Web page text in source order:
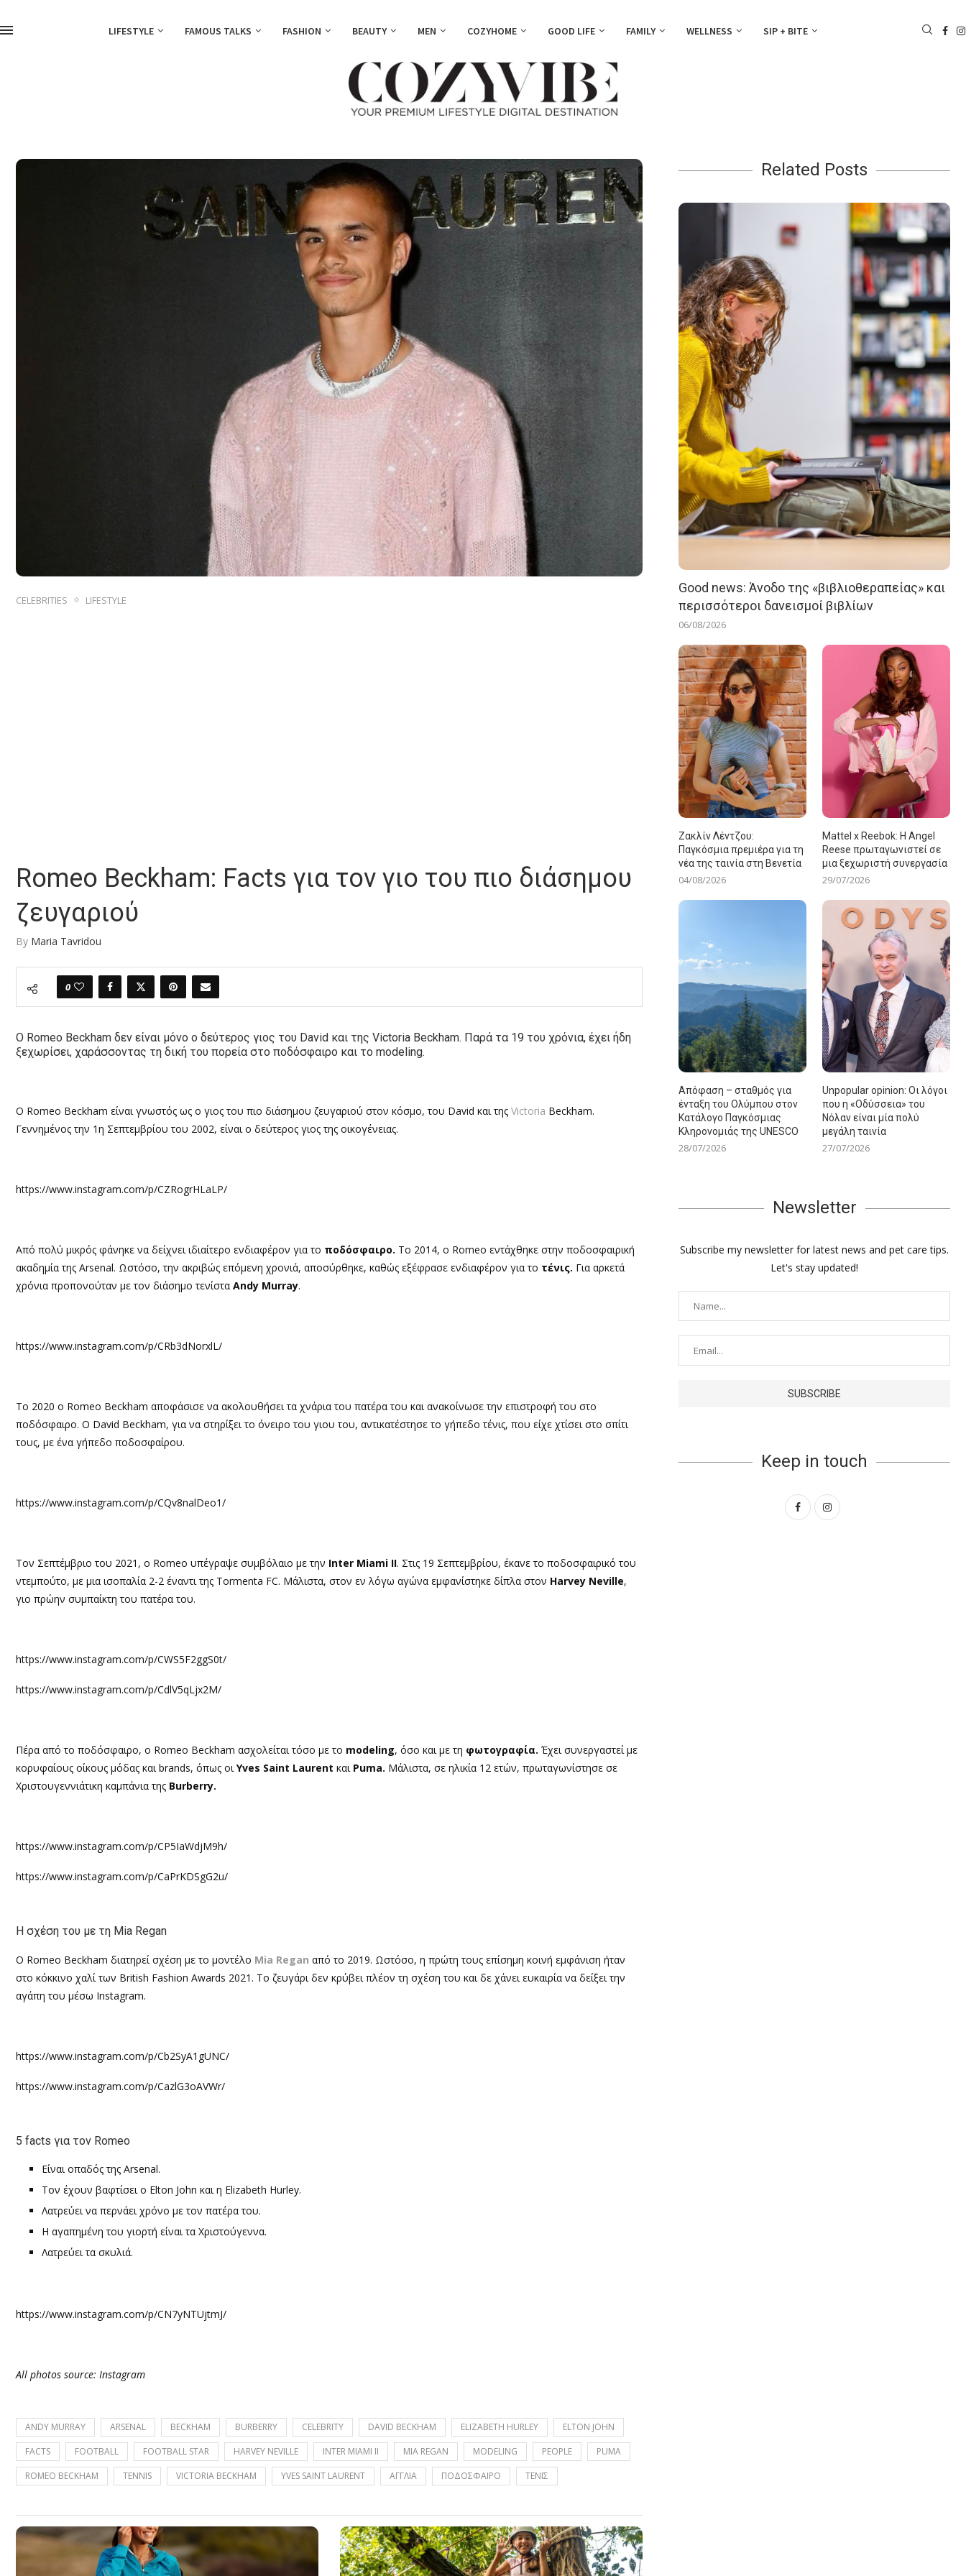
LIFESTYLE FAMOUS TALKS FASHION BEAUTY MEN COZYHOME GOOD LIFE FAMILY WELLNESS SIP + BITE
CELEBRITIES LIFESTYLE
Romeo Beckham: Facts για τον γιο του πιο διάσημου
ζευγαριού
By Maria Tavridou
0
Ο Romeo Beckham δεν είναι μόνο ο δεύτερος γιος του David και της Victoria Beckham. Παρά τα 19 του χρόνια, έχει ήδη
ξεχωρίσει, χαράσσοντας τη δική του πορεία στο ποδόσφαιρο και το modeling.
Ο Romeo Beckham είναι γνωστός ως ο γιος του πιο διάσημου ζευγαριού στον κόσμο, του David και της Victoria Beckham.
Γεννημένος την 1η Σεπτεμβρίου του 2002, είναι ο δεύτερος γιος της οικογένειας.
https://www.instagram.com/p/CZRogrHLaLP/
Από πολύ μικρός φάνηκε να δείχνει ιδιαίτερο ενδιαφέρον για το ποδόσφαιρο. Το 2014, ο Romeo εντάχθηκε στην ποδοσφαιρική
ακαδημία της Arsenal. Ωστόσο, την ακριβώς επόμενη χρονιά, αποσύρθηκε, καθώς εξέφρασε ενδιαφέρον για το τένις. Για αρκετά
χρόνια προπονούταν με τον διάσημο τενίστα Andy Murray.
https://www.instagram.com/p/CRb3dNorxlL/
Το 2020 ο Romeo Beckham αποφάσισε να ακολουθήσει τα χνάρια του πατέρα του και ανακοίνωσε την επιστροφή του στο
ποδόσφαιρο. Ο David Beckham, για να στηρίξει το όνειρο του γιου του, αντικατέστησε το γήπεδο τένις, που είχε χτίσει στο σπίτι
τους, με ένα γήπεδο ποδοσφαίρου.
https://www.instagram.com/p/CQv8nalDeo1/
Τον Σεπτέμβριο του 2021, ο Romeo υπέγραψε συμβόλαιο με την Inter Miami II. Στις 19 Σεπτεμβρίου, έκανε το ποδοσφαιρικό του
ντεμπούτο, με μια ισοπαλία 2-2 έναντι της Tormenta FC. Μάλιστα, στον εν λόγω αγώνα εμφανίστηκε δίπλα στον Harvey Neville,
γιο πρώην συμπαίκτη του πατέρα του.
https://www.instagram.com/p/CWS5F2ggS0t/
https://www.instagram.com/p/CdlV5qLjx2M/
Πέρα από το ποδόσφαιρο, ο Romeo Beckham ασχολείται τόσο με το modeling, όσο και με τη φωτογραφία. Έχει συνεργαστεί με
κορυφαίους οίκους μόδας καιbrands, όπως οι Yves Saint Laurent και Puma. Μάλιστα, σε ηλικία 12 ετών, πρωταγωνίστησε σε
Χριστουγεννιάτικη καμπάνια της Burberry.
https://www.instagram.com/p/CP5IaWdjM9h/
https://www.instagram.com/p/CaPrKDSgG2u/
Η σχέση του με τη Mia Regan
O Romeo Beckham διατηρεί σχέση με το μοντέλο Mia Regan από το 2019. Ωστόσο, η πρώτη τους επίσημη κοινή εμφάνιση ήταν
στο κόκκινο χαλί των British Fashion Awards 2021. Το ζευγάρι δεν κρύβει πλέον τη σχέση του και δε χάνει ευκαιρία να δείξει την
αγάπη του μέσω Instagram.
https://www.instagram.com/p/Cb2SyA1gUNC/
https://www.instagram.com/p/CazlG3oAVWr/
5 facts για τον Romeo
Είναι οπαδός της Arsenal.
Τον έχουν βαφτίσει ο Elton John και η Elizabeth Hurley.
Λατρεύει να περνάει χρόνο με τον πατέρα του.
Η αγαπημένη του γιορτή είναι τα Χριστούγεννα.
Λατρεύει τα σκυλιά.
https://www.instagram.com/p/CN7yNTUjtmJ/
All photos source: Instagram
ANDY MURRAY ARSENAL BECKHAM BURBERRY CELEBRITY DAVID BECKHAM ELIZABETH HURLEY
ELTON JOHN
FACTS
FOOTBALL FOOTBALL STAR HARVEY NEVILLE INTER MIAMI II MIA REGAN MODELING PEOPLE
PUMA
ROMEO BECKHAM
TENNIS VICTORIA BECKHAM YVES SAINT LAURENT ΑΓΓΛΙΑ ΠΟΔΟΣΦΑΙΡΟ ΤΕΝΙΣ
Related Posts
Good news: Άνοδο της «βιβλιοθεραπείας» και
περισσότεροι δανεισμοί βιβλίων
06/08/2026
Ζακλίν Λέντζου:
Παγκόσμια πρεμιέρα για τη
νέα της ταινία στη Βενετία
04/08/2026
Mattel x Reebok: Η Angel
Reese πρωταγωνιστεί σε
μια ξεχωριστή συνεργασία
29/07/2026
Απόφαση – σταθμός για
ένταξη του Ολύμπου στον
Κατάλογο Παγκόσμιας
Κληρονομιάς της UNESCO
28/07/2026
Unpopular opinion: Οι λόγοι
που η «Οδύσσεια» του
Νόλαν είναι μία πολύ
μεγάλη ταινία
27/07/2026
Newsletter
Subscribe my newsletter for latest news and pet care tips.
Let's stay updated!
Keep in touch